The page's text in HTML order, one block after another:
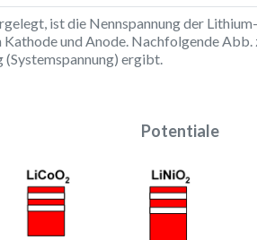
ist die Nennspannung der
und Anode. Nachfolgende
(Systemspannung) ergibt.
Potentiale